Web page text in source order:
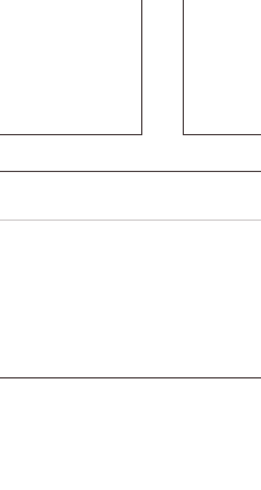
の受付が
『